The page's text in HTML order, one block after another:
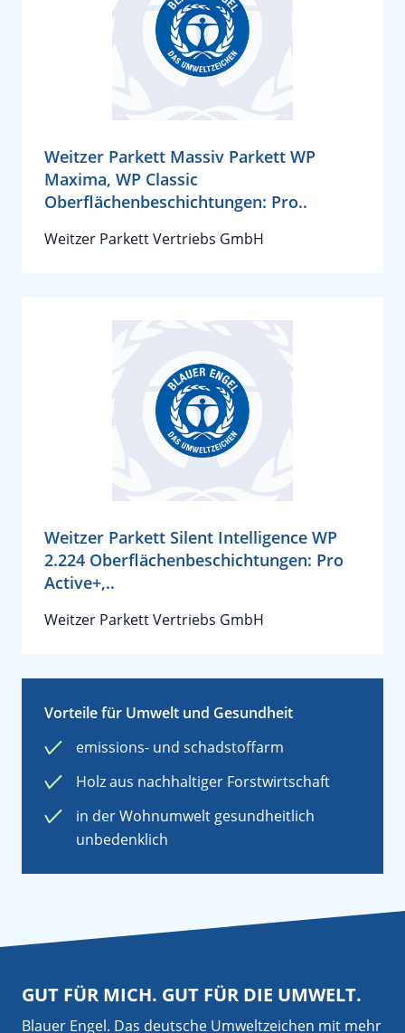
Weitzer Parkett Massiv Parkett WP
Maxima, WP Classic
Oberflächenbeschichtungen: Pro..
Weitzer Parkett Vertriebs GmbH
Weitzer Parkett Silent Intelligence WP
2.224 Oberflächenbeschichtungen: Pro
Active+,..
Weitzer Parkett Vertriebs GmbH
Vorteile für Umwelt und Gesundheit
emissions- und schadstoffarm
Holz aus nachhaltiger Forstwirtschaft
in der Wohnumwelt gesundheitlich
unbedenklich
GUT FÜR MICH. GUT FÜR DIE UMWELT.
Blauer Engel. Das deutsche Umweltzeichen mit mehr